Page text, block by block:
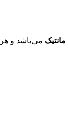
مانتیک می‌باشد و هر